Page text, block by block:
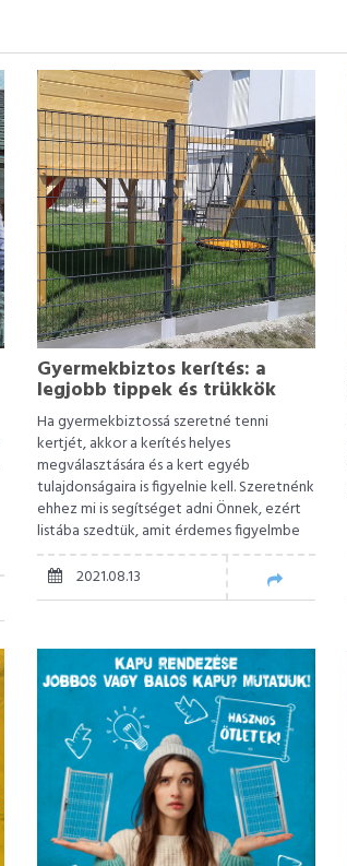
Gyermekbiztos kerítés: a
legjobb tippek és trükkök
Ha gyermekbiztossá szeretné tenni
kertjét, akkor a kerítés helyes
megválasztására és a kert egyéb
tulajdonságaira is figyelnie kell. Szeretnénk
ehhez mi is segítséget adni Önnek, ezért
listába szedtük, amit érdemes figyelmbe
venni, és mg megfelelő kerítést is ajánlunk.
2021.08.13